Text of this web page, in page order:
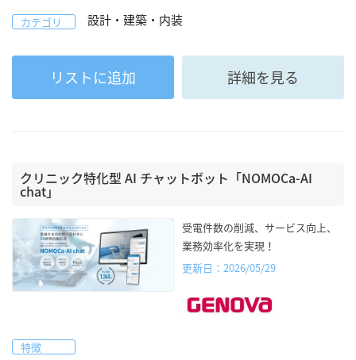
カテゴリ 設計・建築・内装
リストに追加 詳細を見る
クリニック特化型 AI チャットボット「NOMOCa-AI
chat」
受電件数の削減、サービス向上、
業務効率化を実現！
更新日：2026/05/29
特徴